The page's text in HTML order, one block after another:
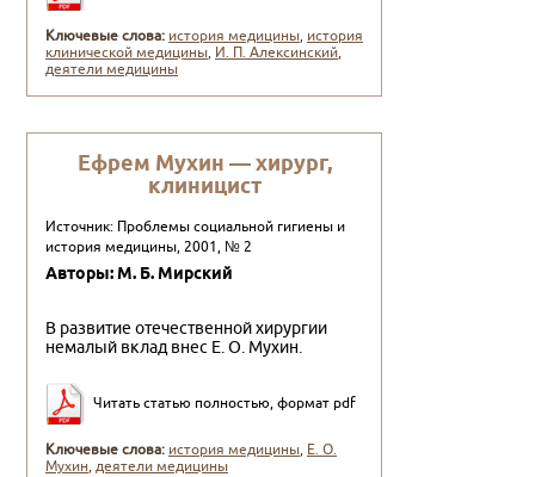
Ключевые слова: история медицины, история
клинической медицины, И. П. Алексинский,
деятели медицины
Ефрем Мухин — хирург,
клиницист
Источник: Проблемы социальной гигиены и
история медицины, 2001, № 2
Авторы: М. Б. Мирский
В развитие отечественной хирургии
немалый вклад внес Е. О. Мухин.
Читать статью полностью, формат pdf
Ключевые слова: история медицины, Е. О.
Мухин,деятели медицины